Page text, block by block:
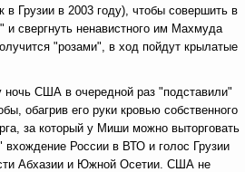
в Грузии в 2003 году), чтобы совершить в
свергнуть ненавистного им Махмуда
"розами", в ход пойдут крылатые
ночь США в очередной раз "подставили"
обагрив его руки кровью собственного
за который у Миши можно выторговать
России в ВТО и голос Грузии
Абхазии и Южной Осетии. США не